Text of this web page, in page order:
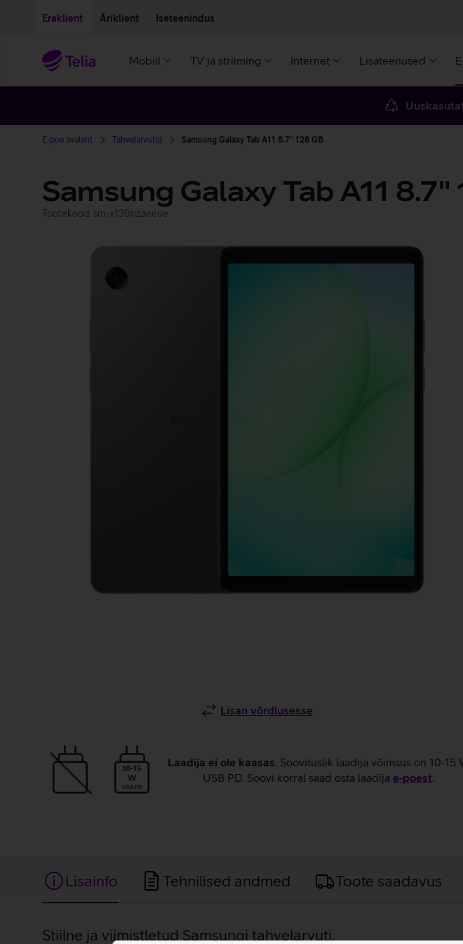
Eraklient Äriklient Iseteenindus
Mobiil TV ja striiming Internet Lisateenused
E-poe avaleht Tahvelarvutid Samsung Galaxy Tab A11 8.7" 128 GB
Samsung Galaxy Tab A11 8.7"
Tootekood: sm-x130nzaeeue
Lisan võrdlusesse
10-15
W
USB PD
Laadija ei ole kaasas. Soovituslik laadija võimsus on 10-15
USB PD. Soovi korral saad osta laadija e‑poest.
Lisainfo Tehnilised andmed Toote saadavus
Stiilne ja viimistletud Samsungi tahvelarvuti.